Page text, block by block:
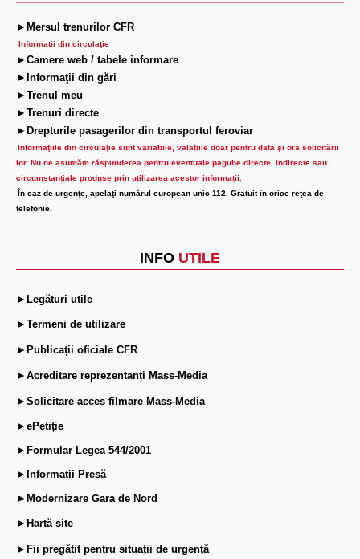
►Mersul trenurilor CFR
Informatii din circulaţie
►Camere web / tabele informare
►Informaţii din gări
►Trenul meu
►Trenuri directe
►Drepturile pasagerilor din transportul feroviar
Informaţiile din circulaţie sunt variabile, valabile doar pentru data şi ora solicitării
lor. Nu ne asumăm răspunderea pentru eventuale pagube directe, indirecte sau
circumstanțiale produse prin utilizarea acestor informații.
În caz de urgenţe, apelaţi numărul european unic 112. Gratuit în orice reţea de
telefonie.
INFO UTILE
►Legături utile
►Termeni de utilizare
►Publicații oficiale CFR
►Acreditare reprezentanți Mass-Media
►Solicitare acces filmare Mass-Media
►ePetiție
►Formular Legea 544/2001
►Informații Presă
►Modernizare Gara de Nord
►Hartă site
►Fii pregătit pentru situații de urgență